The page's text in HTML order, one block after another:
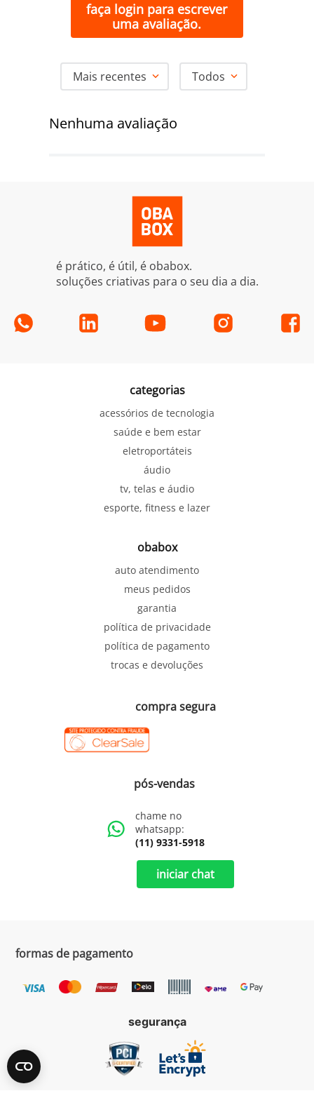
faça login para escrever
uma avaliação.
Mais recentes Todos
Nenhuma avaliação
é prático, é útil, é obabox.
soluções criativas para o seu dia a dia.
categorias
acessórios de tecnologia
saúde e bem estar
eletroportáteis
áudio
tv, telas e áudio
esporte, fitness e lazer
obabox
auto atendimento
meus pedidos
garantia
política de privacidade
política de pagamento
trocas e devoluções
compra segura
pós-vendas
chame no
whatsapp:
(11) 9331-5918
iniciar chat
formas de pagamento
segurança